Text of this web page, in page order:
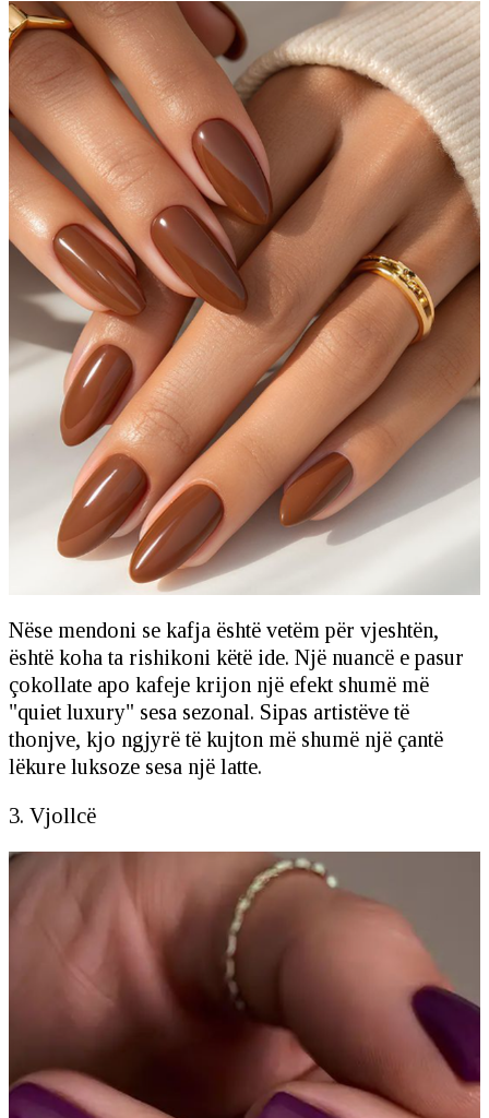
Nëse mendoni se kafja është vetëm për vjeshtën,
është koha ta rishikoni këtë ide. Një nuancë e pasur
çokollate apo kafeje krijon një efekt shumë më
"quiet luxury" sesa sezonal. Sipas artistëve të
thonjve, kjo ngjyrë të kujton më shumë një çantë
lëkure luksoze sesa një latte.
3. Vjollcë